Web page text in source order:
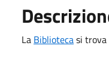
La Bibliotecasi trova